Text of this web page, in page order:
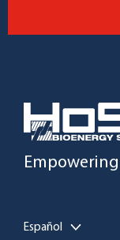
Español